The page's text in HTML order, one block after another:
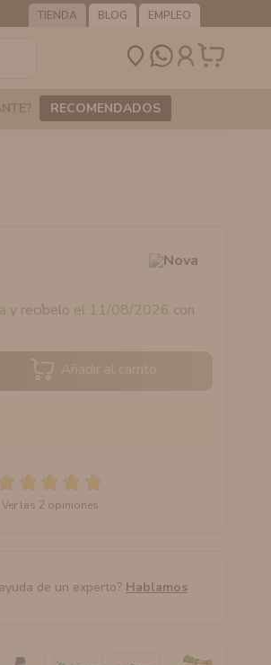
TIENDA BLOG EMPLEO
RECOMENDADOS
y recíbelo el 11/08/2026 con
Añadir al carrito
Ver las 2 opiniones
de un experto? Hablamos